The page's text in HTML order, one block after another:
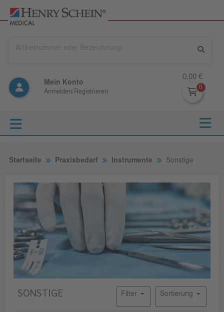
Mein Konto
Anmelden/Registrieren
0,00 €
Startseite Praxisbedarf Instrumente Sonstige
SONSTIGE Sortierung
Filter